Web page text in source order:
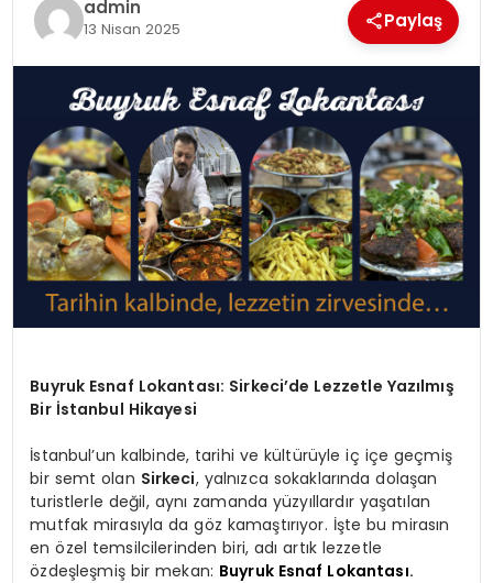
admin
13 Nisan 2025 Paylaş
Buyruk Esnaf Lokantası: Sirkeci’de Lezzetle Yazılmış
Bir İstanbul Hikayesi
İstanbul’un kalbinde, tarihi ve kültürüyle iç içe geçmiş
bir semt olan Sirkeci, yalnızca sokaklarında dolaşan
turistlerle değil, aynı zamanda yüzyıllardır yaşatılan
mutfak mirasıyla da göz kamaştırıyor. İşte bu mirasın
en özel temsilcilerinden biri, adı artık lezzetle
özdeşleşmiş bir mekan: Buyruk Esnaf Lokantası.